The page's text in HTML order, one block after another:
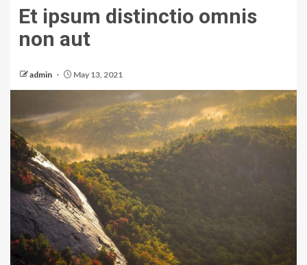
Et ipsum distinctio omnis
non aut
admin May 13, 2021